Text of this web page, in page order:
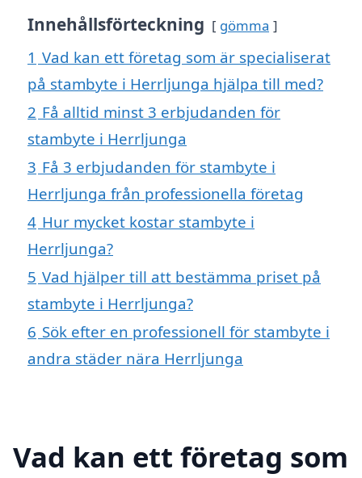
Innehållsförteckning gömma
1 Vad kan ett företag som är specialiserat
på stambyte i Herrljunga hjälpa till med?
2 Få alltid minst 3 erbjudanden för
stambyte i Herrljunga
3 Få 3 erbjudanden för stambyte i
Herrljunga från professionella företag
4 Hur mycket kostar stambyte i
Herrljunga?
5 Vad hjälper till att bestämma priset på
stambyte i Herrljunga?
6 Sök efter en professionell för stambyte i
andra städer nära Herrljunga
Vad kan ett företag som